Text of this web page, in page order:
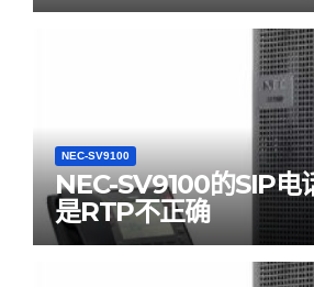
NEC-SV9100
NEC-SV9100的SIP电
是RTP不正确